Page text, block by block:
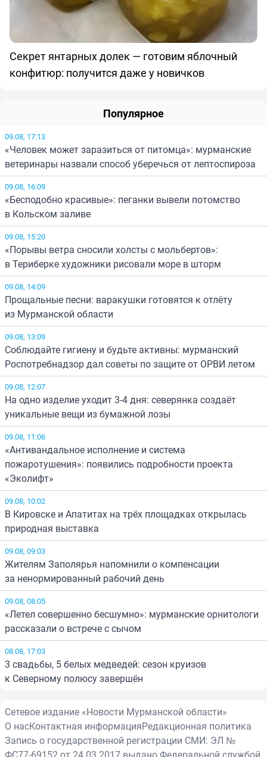
Секрет янтарных долек — готовим яблочный
конфитюр: получится даже у новичков
Популярное
09.08, 17:13
«Человек может заразиться от питомца»: мурманские
ветеринары назвали способ уберечься от лептоспироза
09.08, 16:09
«Бесподобно красивые»: пеганки вывели потомство
в Кольском заливе
09.08, 15:20
«Порывы ветра сносили холсты с мольбертов»:
в Териберке художники рисовали море в шторм
09.08, 14:09
Прощальные песни: варакушки готовятся к отлёту
из Мурманской области
09.08, 13:09
Соблюдайте гигиену и будьте активны: мурманский
Роспотребнадзор дал советы по защите от ОРВИ летом
09.08, 12:07
На одно изделие уходит 3-4 дня: северянка создаёт
уникальные вещи из бумажной лозы
09.08, 11:06
«Антивандальное исполнение и система
пожаротушения»: появились подробности проекта
«Эколифт»
09.08, 10:02
В Кировске и Апатитах на трёх площадках открылась
природная выставка
09.08, 09:03
Жителям Заполярья напомнили о компенсации
за ненормированный рабочий день
09.08, 08:05
«Летел совершенно бесшумно»: мурманские орнитологи
рассказали о встрече с сычом
08.08, 17:03
3 свадьбы, 5 белых медведей: сезон круизов
к Северному полюсу завершён
Сетевое издание «Новости Мурманской области»
О насКонтактная информацияРедакционная политика
Запись о государственной регистрации СМИ: ЭЛ №